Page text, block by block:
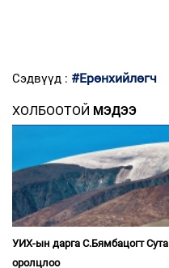
Сэдвүүд : #Ерөнхийлөгч
ХОЛБООТОЙ МЭДЭЭ
УИХ-ын дарга С.Бямбацогт
оролцлоо